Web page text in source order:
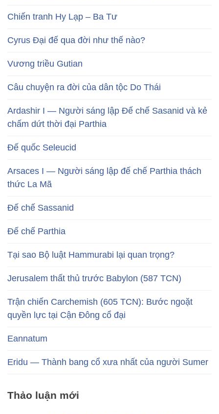
Chiến tranh Hy Lạp – Ba Tư
Cyrus Đại đế qua đời như thế nào?
Vương triều Gutian
Câu chuyện ra đời của dân tộc Do Thái
Ardashir I — Người sáng lập Đế chế Sasanid và kẻ
chấm dứt thời đại Parthia
Đế quốc Seleucid
Arsaces I — Người sáng lập đế chế Parthia thách
thức La Mã
Đế chế Sassanid
Đế chế Parthia
Tại sao Bộ luật Hammurabi lại quan trọng?
Jerusalem thất thủ trước Babylon (587 TCN)
Trận chiến Carchemish (605 TCN): Bước ngoặt
quyền lực tại Cận Đông cổ đại
Eannatum
Eridu — Thành bang cổ xưa nhất của người Sumer
Thảo luận mới